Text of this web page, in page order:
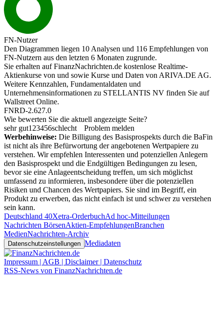
FN-Nutzer
Den Diagrammen liegen 10 Analysen und 116 Empfehlungen von
FN-Nutzern aus den letzten 6 Monaten zugrunde.
Sie erhalten auf FinanzNachrichten.de kostenlose Realtime-
Aktienkurse von und sowie Kurse und Daten von ARIVA.DE AG.
Weitere Kennzahlen, Fundamentaldaten und
Unternehmensinformationen zu STELLANTIS NV finden Sie auf
Wallstreet Online.
FNRD-2.627.0
Wie bewerten Sie die aktuell angezeigte Seite?
sehr gut1 23456schlecht
Problem melden
Werbehinweise: Die Billigung des Basisprospekts durch die BaFin
ist nicht als ihre Befürwortung der angebotenen Wertpapiere zu
verstehen. Wir empfehlen Interessenten und potenziellen Anlegern
den Basisprospekt und die Endgültigen Bedingungen zu lesen,
bevor sie eine Anlageentscheidung treffen, um sich möglichst
umfassend zu informieren, insbesondere über die potenziellen
Risiken und Chancen des Wertpapiers. Sie sind im Begriff, ein
Produkt zu erwerben, das nicht einfach ist und schwer zu verstehen
sein kann.
Deutschland 40Xetra-OrderbuchAd hoc-Mitteilungen
Nachrichten BörsenAktien-EmpfehlungenBranchen
MedienNachrichten-Archiv
Datenschutzeinstellungen Mediadaten
Impressum | AGB | Disclaimer | Datenschutz
RSS-News von FinanzNachrichten.de